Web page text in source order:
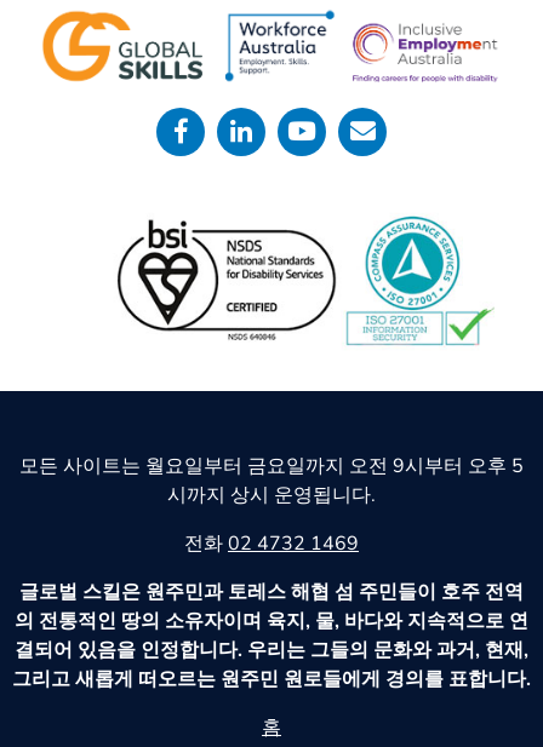
모든 사이트는 월요일부터 금요일까지 오전 9시부터 오후 5
시까지 상시 운영됩니다.
전화02 4732 1469
글로벌 스킬은 원주민과 토레스 해협 섬 주민들이 호주 전역
의 전통적인 땅의 소유자이며 육지, 물, 바다와 지속적으로 연
결되어 있음을 인정합니다. 우리는 그들의 문화와 과거, 현재,
그리고 새롭게 떠오르는 원주민 원로들에게 경의를 표합니다.
홈